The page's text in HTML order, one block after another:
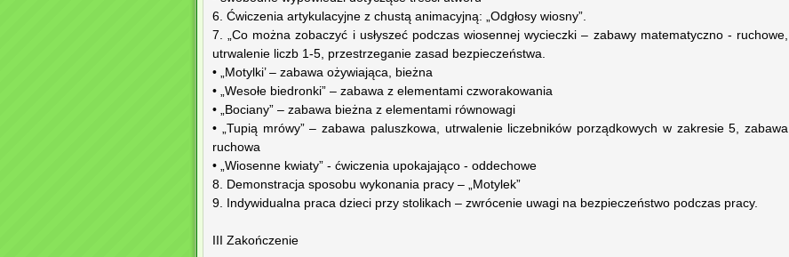
6. Ćwiczenia artykulacyjne z chustą animacyjną: „Odgłosy wiosny”.
7. „Co można zobaczyć i usłyszeć podczas wiosennej wycieczki – zabawy matematyczno - ruchowe,
utrwalenie liczb 1-5, przestrzeganie zasad bezpieczeństwa.
• „Motylki’ – zabawa ożywiająca, bieżna
• „Wesołe biedronki” – zabawa z elementami czworakowania
• „Bociany” – zabawa bieżna z elementami równowagi
• „Tupią mrówy” – zabawa paluszkowa, utrwalenie liczebników porządkowych w zakresie 5, zabawa
ruchowa
• „Wiosenne kwiaty” - ćwiczenia upokajająco - oddechowe
8. Demonstracja sposobu wykonania pracy – „Motylek”
9. Indywidualna praca dzieci przy stolikach – zwrócenie uwagi na bezpieczeństwo podczas pracy.
III Zakończenie